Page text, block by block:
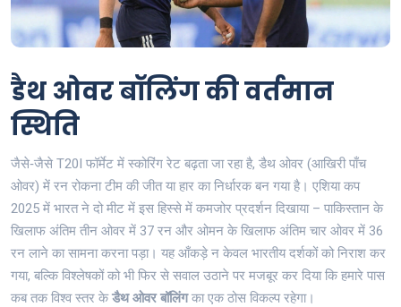
डैथ ओवर बॉलिंग की वर्तमान
स्थिति
जैसे‑जैसे T20I फॉर्मेट में स्कोरिंग रेट बढ़ता जा रहा है, डैथ ओवर (आखिरी पाँच
ओवर) में रन रोकना टीम की जीत या हार का निर्धारक बन गया है। एशिया कप
2025 में भारत ने दो मीट में इस हिस्से में कमजोर प्रदर्शन दिखाया – पाकिस्तान के
खिलाफ अंतिम तीन ओवर में 37 रन और ओमन के खिलाफ अंतिम चार ओवर में 36
रन लाने का सामना करना पड़ा। यह आँकड़े न केवल भारतीय दर्शकों को निराश कर
गया, बल्कि विश्लेषकों को भी फिर से सवाल उठाने पर मजबूर कर दिया कि हमारे पास
कब तक विश्व स्तर केडैथ ओवर बॉलिंगका एक ठोस विकल्प रहेगा।